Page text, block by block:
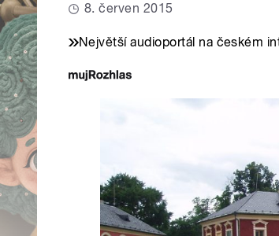
8. červen 2015
Největší audioportál na českém